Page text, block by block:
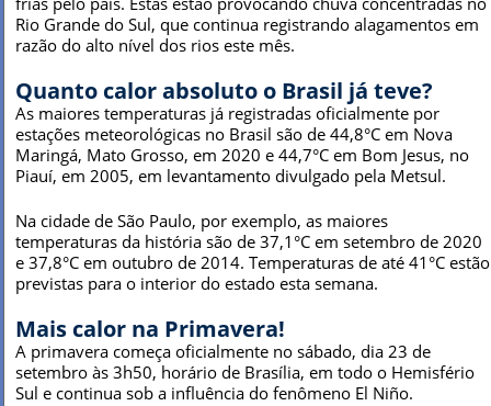
Rio Grande do Sul, que continua registrando alagamentos em
razão do alto nível dos rios este mês.
Quanto calor absoluto o Brasil já teve?
As maiores temperaturas já registradas oficialmente por
estações meteorológicas no Brasil são de 44,8°C em Nova
Maringá, Mato Grosso, em 2020 e 44,7°C em Bom Jesus, no
Piauí, em 2005, em levantamento divulgado pela Metsul.
Na cidade de São Paulo, por exemplo, as maiores
temperaturas da história são de 37,1°C em setembro de 2020
e 37,8°C em outubro de 2014. Temperaturas de até 41°C estão
previstas para o interior do estado esta semana.
Mais calor na Primavera!
A primavera começa oficialmente no sábado, dia 23 de
setembro às 3h50, horário de Brasília, em todo o Hemisfério
Sul e continua sob a influência do fenômeno El Niño.